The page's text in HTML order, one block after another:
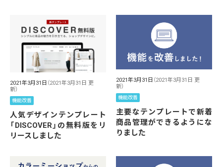
2021年3月31日 （2021年3月31日 更
新）
機能改善
人気デザインテンプレート
「DISCOVER」の無料版をリ
リースしました
2021年3月31日 （2021年3月31日 更
新）
機能改善
主要なテンプレートで新着
商品管理ができるようにな
りました